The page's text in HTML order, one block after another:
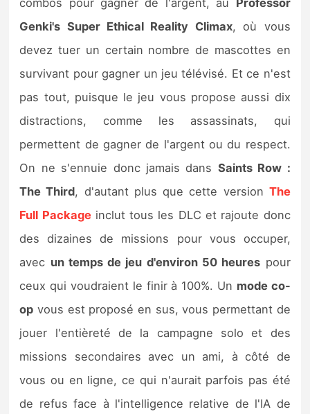
combos pour gagner de l'argent, au Professor
Genki's Super Ethical Reality Climax, où vous
devez tuer un certain nombre de mascottes en
survivant pour gagner un jeu télévisé. Et ce n'est
pas tout, puisque le jeu vous propose aussi dix
distractions, comme les assassinats, qui
permettent de gagner de l'argent ou du respect.
On ne s'ennuie donc jamais dans Saints Row :
The Third, d'autant plus que cette version The
Full Packageinclut tous les DLC et rajoute donc
des dizaines de missions pour vous occuper,
avec un temps de jeu d'environ 50 heures pour
ceux qui voudraient le finir à 100%. Un mode co-
op vous est proposé en sus, vous permettant de
jouer l'entièreté de la campagne solo et des
missions secondaires avec un ami, à côté de
vous ou en ligne, ce qui n'aurait parfois pas été
de refus face à l'intelligence relative de l'IA de